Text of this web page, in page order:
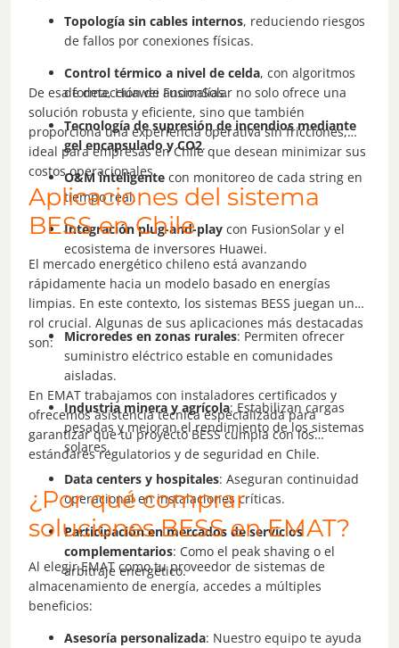
Topología sin cables internos, reduciendo riesgos
de fallos por conexiones físicas.
Control térmico a nivel de celda, con algoritmos
de detección de anomalías.
Tecnología de supresión de incendios mediante
gel encapsulado y CO2.
O&M inteligente con monitoreo de cada string en
tiempo real.
Integración plug-and-play con FusionSolar y el
ecosistema de inversores Huawei.
De esa forma, Huawei FusionSolar no solo ofrece una
solución robusta y eficiente, sino que también
proporciona una experiencia operativa sin fricciones,
ideal para empresas en Chile que desean minimizar sus
costos operacionales.
Aplicaciones del sistema
BESS en Chile
El mercado energético chileno está avanzando
rápidamente hacia un modelo basado en energías
limpias. En este contexto, los sistemas BESS juegan un
rol crucial. Algunas de sus aplicaciones más destacadas
son:
Microredes en zonas rurales: Permiten ofrecer
suministro eléctrico estable en comunidades
aisladas.
Industria minera y agrícola: Estabilizan cargas
pesadas y mejoran el rendimiento de los sistemas
solares.
Data centers y hospitales: Aseguran continuidad
operacional en instalaciones críticas.
Participación en mercados de servicios
complementarios: Como el peak shaving o el
arbitraje energético.
En EMAT trabajamos con instaladores certificados y
ofrecemos asistencia técnica especializada para
garantizar que tu proyecto BESS cumpla con los
estándares regulatorios y de seguridad en Chile.
¿Por qué comprar
soluciones BESS en EMAT?
Al elegir EMAT como tu proveedor de sistemas de
almacenamiento de energía, accedes a múltiples
beneficios:
Asesoría personalizada: Nuestro equipo te ayuda